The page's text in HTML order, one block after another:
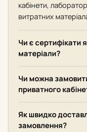
кабінети,
витратних
Чи є сертифікати
матеріали?
Чи можна
приватного
Як швидко
замовлення?